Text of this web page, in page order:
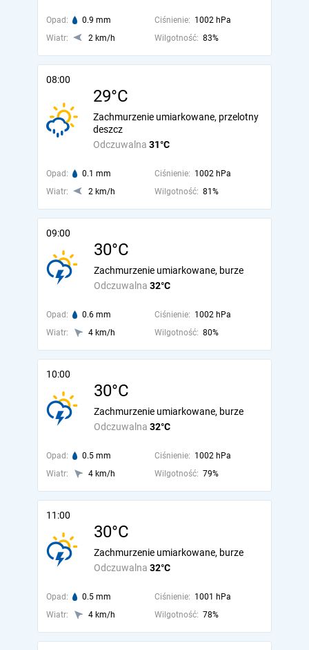
Opad: 0.9 mm Ciśnienie: 1002 hPa
Wiatr:
2 km/h Wilgotność: 83%
08:00
29°C
Odczuwalna 31°C
Zachmurzenie umiarkowane, przelotny
deszcz
Opad: 0.1 mm Ciśnienie: 1002 hPa
Wiatr:
2 km/h Wilgotność: 81%
09:00
30°C
Odczuwalna 32°C
Zachmurzenie umiarkowane, burze
Opad: 0.6 mm Ciśnienie: 1002 hPa
Wiatr:
4 km/h Wilgotność: 80%
10:00
30°C
Odczuwalna 32°C
Zachmurzenie umiarkowane, burze
Opad: 0.5 mm Ciśnienie: 1002 hPa
Wiatr:
4 km/h Wilgotność: 79%
11:00
30°C
Odczuwalna 32°C
Zachmurzenie umiarkowane, burze
Opad: 0.5 mm Ciśnienie: 1001 hPa
Wiatr:
4 km/h Wilgotność: 78%